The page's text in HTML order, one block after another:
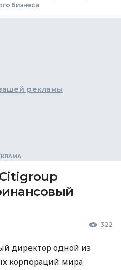
бизнеса
рекламы
322
директор одной из
корпораций мира